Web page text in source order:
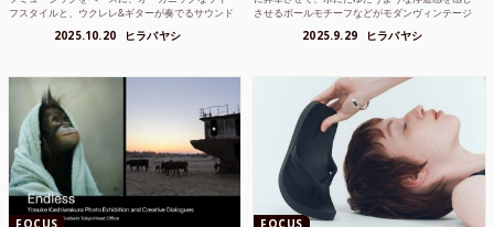
フスタイルと、ウクレレ&ギターが奏でるサウンド
2025.10.20 ヒラバヤシ
させるボールモチーフなどがモダンヴィンテージ
レクションを202...
2025.9.29 ヒラバヤシ
FOCUS FOCUS